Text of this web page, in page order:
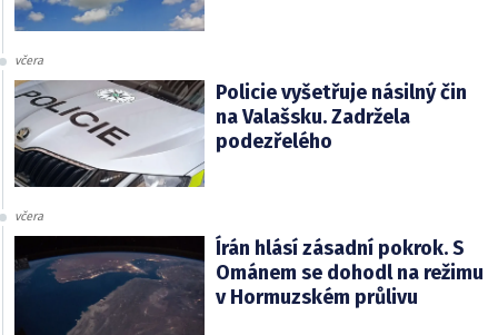
včera
Policie vyšetřuje násilný čin
na Valašsku. Zadržela
podezřelého
včera
Írán hlásí zásadní pokrok. S
Ománem se dohodl na režimu
v Hormuzském průlivu